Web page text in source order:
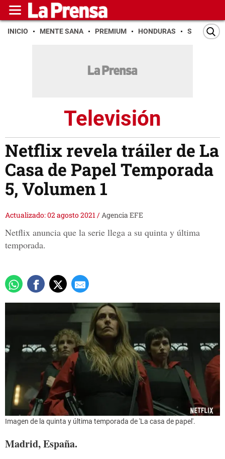
INICIO MENTE SANA PREMIUM HONDURAS SAN PEDRO
Televisión
Netflix revela tráiler de La
Casa de Papel Temporada
5, Volumen 1
Actualizado: 02 agosto 2021/Agencia EFE
Netflix anuncia que la serie llega a su quinta y última
temporada.
Imagen de la quinta y última temporada de 'La casa de papel'.
Madrid, España.